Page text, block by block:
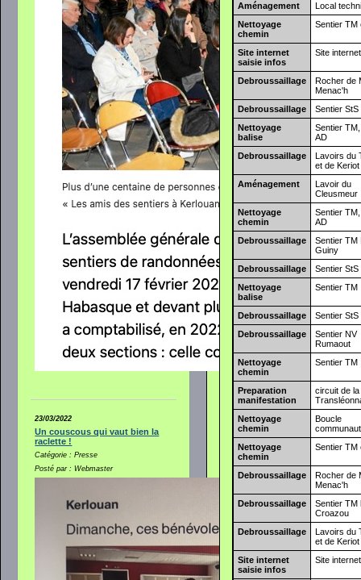
23/03/2022
Un couscous qui vaut bien la
raclette !
Catégorie : Presse
Posté par : Webmaster
Aménagement
Local
Nettoyage
chemin
Sentier TM
Site internet
saisie infos
Site internet
Debroussaillage
Rocher de
Menac'h
Debroussaillage
Sentier StS
Nettoyage
balise
Sentier
AD
Debroussaillage
Lavoirs du
et de Keriot
Aménagement
Lavoir du
Cleusmeur
Nettoyage
chemin
Sentier
AD
Debroussaillage
Sentier TM
Guiny
Debroussaillage
Sentier StS
Nettoyage
balise
Sentier TM
Debroussaillage
Sentier StS
Debroussaillage
Sentier NV
Rumaout
Nettoyage
chemin
Sentier TM
Preparation
manifestation
circuit de la
Nettoyage
chemin
Boucle
Nettoyage
chemin
Sentier TM
Debroussaillage
Rocher de
Menac'h
Debroussaillage
Sentier TM
Croazou
Debroussaillage
Lavoirs du
et de Keriot
Site internet
saisie infos
Site internet